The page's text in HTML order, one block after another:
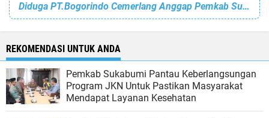
Diduga PT.Bogorindo Cemerlang Anggap Pemkab Sukabumi Ada dan Tiada
REKOMENDASI UNTUK ANDA
Pemkab Sukabumi Pantau Keberlangsungan
Program JKN Untuk Pastikan Masyarakat
Mendapat Layanan Kesehatan